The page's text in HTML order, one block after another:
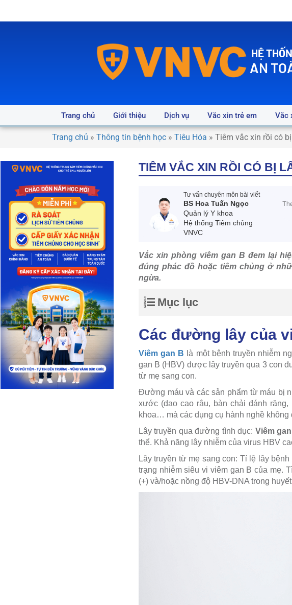
HỆ
AN
Trang chủ Giới thiệu Dịch vụ Vắc xin trẻ em Vắc
Trang chủ » Thông tin bệnh học » Tiêu Hóa » Tiêm vắc xin rồi có
TIÊM VẮC XIN RỒI CÓ BỊ
Tư vấn chuyên môn bài viết
BS Hoa Tuấn Ngọc
Quản lý Y khoa
Hệ thống Tiêm chủng
VNVC
Vắc xin phòng viêm gan B đem lại
đúng phác đồ hoặc tiêm chủng ở
ngừa.
Mục lục
Các đường lây của
Viêm gan B là một bệnh truyền nhiễm
gan B (HBV) được lây truyền qua 3 con
từ mẹ sang con.
Đường máu và các sản phẩm từ máu bị
xước (dao cạo râu, bàn chải đánh
khoa… mà các dụng cụ hành nghề
Lây truyền qua đường tình dục: Viêm
thể. Khả năng lây nhiễm của virus HBV
Lây truyền từ mẹ sang con: Tỉ lệ lây
trạng nhiễm siêu vi viêm gan B của mẹ.
(+) và/hoặc nồng độ HBV-DNA trong